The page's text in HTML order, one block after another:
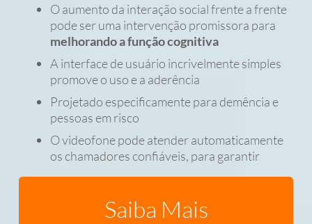
O aumento da interação social frente a frente
pode ser uma intervenção promissora para
melhorando a função cognitiva
A interface de usuário incrivelmente simples
promove o uso e a aderência
Projetado especificamente para demência e
pessoas em risco
O videofone pode atender automaticamente
os chamadores confiáveis, para garantir
Saiba Mais